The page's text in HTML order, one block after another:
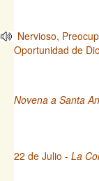
Nervioso,
Oportunidad de
Novena a Santa
22 de Julio - La